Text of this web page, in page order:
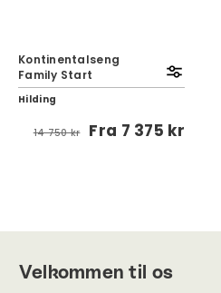
Kontinentalseng
Family Start
Hilding
14 750 kr Fra 7 375 kr
Velkommen til os